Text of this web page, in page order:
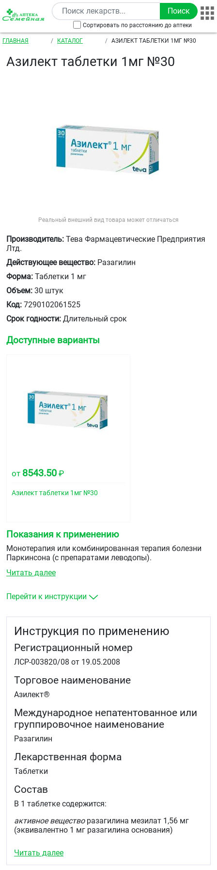
Перейти к основному содержанию
Сортировать по расстоянию до аптеки
Строка навигации
ГЛАВНАЯ КАТАЛОГ АЗИЛЕКТ ТАБЛЕТКИ 1МГ №30
Азилект таблетки 1мг №30
Реальный внешний вид товара может отличаться
Производитель: Тева Фармацевтические Предприятия
Лтд.
Действующее вещество: Разагилин
Форма: Таблетки 1 мг
Объем: 30 штук
Код: 7290102061525
Срок годности: Длительный срок
Доступные варианты
от 8543.50 ₽
Азилект таблетки 1мг №30
Показания к применению
Монотерапия или комбинированная терапия болезни
Паркинсона (с препаратами леводопы).
Читать далее
Перейти к инструкции
Инструкция по применению
Регистрационный номер
ЛСР-003820/08 от 19.05.2008
Торговое наименование
Азилект®
Международное непатентованное или
группировочное наименование
Разагилин
Лекарственная форма
Таблетки
Состав
В 1 таблетке содержится:
активное веществоразагилина мезилат 1,56 мг
(эквивалентно 1 мг разагилина основания)
кремния диоксид коллоидный 1,2 мг, крахмал
кукурузный 20,0 мг, крахмал кукурузный
Читать далее